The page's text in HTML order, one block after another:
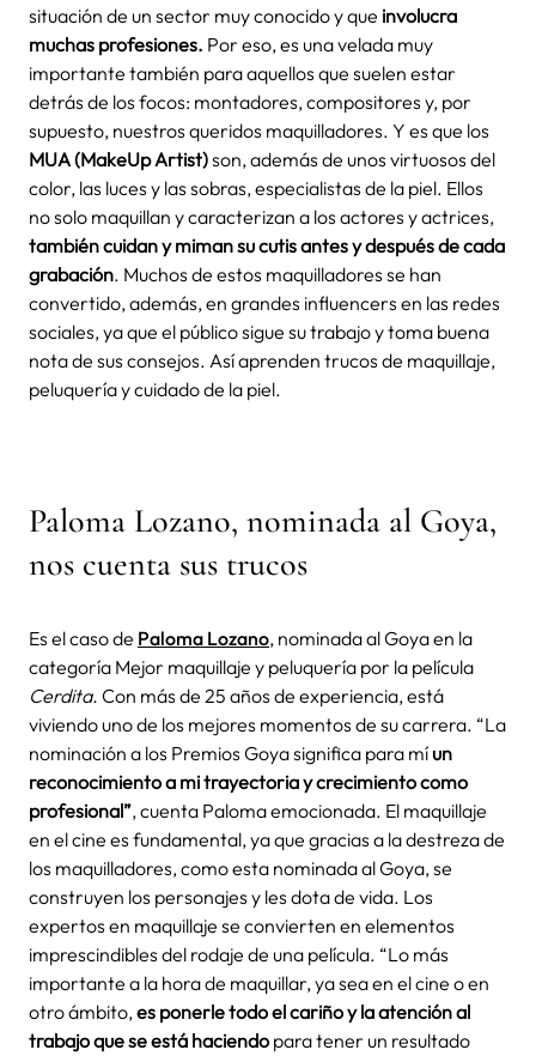
situación de un sector muy conocido y que involucra
muchas profesiones. Por eso, es una velada muy
importante también para aquellos que suelen estar
detrás de los focos: montadores, compositores y, por
supuesto, nuestros queridos maquilladores. Y es que los
MUA (MakeUp Artist)son, además de unos virtuosos del
color, las luces y las sobras, especialistas de la piel. Ellos
no solo maquillan y caracterizan a los actores y actrices,
también cuidan y miman su cutis antes y después de cada
grabación. Muchos de estos maquilladores se han
convertido, además, en grandes influencers en las redes
sociales, ya que el público sigue su trabajo y toma buena
nota de sus consejos. Así aprenden trucos de maquillaje,
peluquería y cuidado de la piel.
Paloma Lozano, nominada al Goya,
nos cuenta sus trucos
Es el caso de Paloma Lozano, nominada al Goya en la
categoría Mejor maquillaje y peluquería por la película
Cerdita. Con más de 25 años de experiencia, está
viviendo uno de los mejores momentos de su carrera. “La
nominación a los Premios Goya significa para mí un
reconocimiento a mi trayectoria y crecimiento como
profesional”, cuenta Paloma emocionada. El maquillaje
en el cine es fundamental, ya que gracias a la destreza de
los maquilladores, como esta nominada al Goya, se
construyen los personajes y les dota de vida. Los
expertos en maquillaje se convierten en elementos
imprescindibles del rodaje de una película. “Lo más
importante a la hora de maquillar, ya sea en el cine o en
otro ámbito,es ponerle todo el cariño y la atención al
trabajo que se está haciendo para tener un resultado